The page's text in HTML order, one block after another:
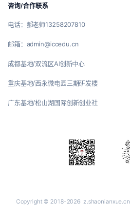
咨询/合作联系
电话：郝老师13258207810
邮箱：admin@iccedu.cn
成都基地/双流区AI创新中心
重庆基地/西永微电园三期研发楼
广东基地/松山湖国际创新创业社
Copyright © 2018-2026 z.shaonianxue.cn